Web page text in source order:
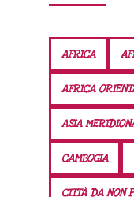
AFRICA
AFRICA
ASIA
CAMBOGIA
CITTÀ DA NON